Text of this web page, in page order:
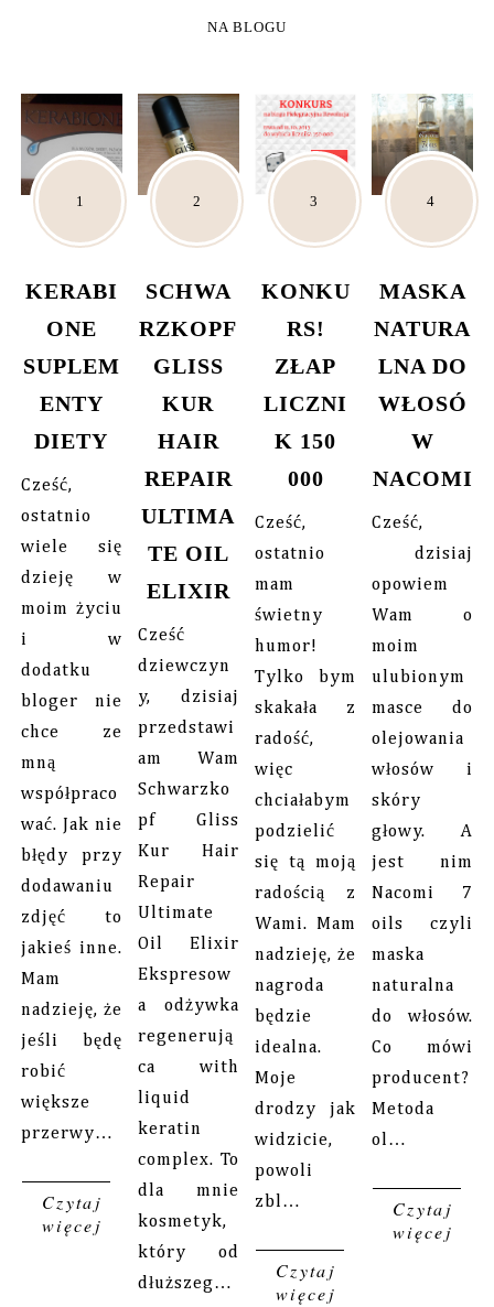
NA BLOGU
KERABI
ONE
SUPLEM
ENTY
DIETY
Cześć,
ostatnio
wiele się
dzieję w
moim życiu
i w
dodatku
bloger nie
chce ze
mną
współpraco
wać. Jak nie
błędy przy
dodawaniu
zdjęć to
jakieś inne.
Mam
nadzieję, że
jeśli będę
robić
większe
przerwy…
Czytaj
więcej
SCHWA
RZKOPF
GLISS
KUR
HAIR
REPAIR
ULTIMA
TE OIL
ELIXIR
Cześć
dziewczyn
y, dzisiaj
przedstawi
am Wam
Schwarzko
pf Gliss
Kur Hair
Repair
Ultimate
Oil Elixir
Ekspresow
a odżywka
regenerują
ca with
liquid
keratin
complex. To
dla mnie
kosmetyk,
który od
dłuższeg…
KONKU
RS!
ZŁAP
LICZNI
K 150
000
Cześć,
ostatnio
mam
świetny
humor!
Tylko bym
skakała z
radość,
więc
chciałabym
podzielić
się tą moją
radością z
Wami. Mam
nadzieję, że
nagroda
będzie
idealna.
Moje
drodzy jak
widzicie,
powoli
zbl…
Czytaj
więcej
MASKA
NATURA
LNA DO
WŁOSÓ
W
NACOMI
Cześć,
dzisiaj
opowiem
Wam o
moim
ulubionym
masce do
olejowania
włosów i
skóry
głowy. A
jest nim
Nacomi 7
oils czyli
maska
naturalna
do włosów.
Co mówi
producent?
Metoda
ol…
Czytaj
więcej